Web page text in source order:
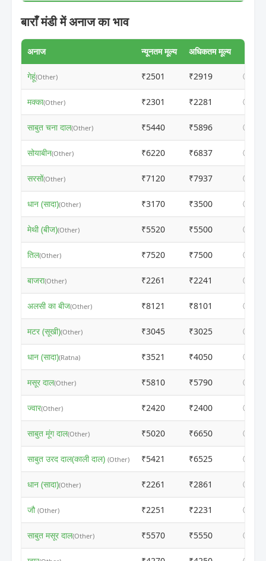
बाराँ मंडी में अनाज का भाव
अनाज न्यूनतम मूल्य अधिकतम मूल्य
गेहूं(Other) ₹2501 ₹2919 ⓘ
मक्का(Other) ₹2301 ₹2281 ⓘ
साबुत चना दाल(Other) ₹5440 ₹5896 ⓘ
सोयाबीन(Other) ₹6220 ₹6837 ⓘ
सरसों(Other) ₹7120 ₹7937 ⓘ
धान (सादा)(Other) ₹3170 ₹3500 ⓘ
मेथी (बीज)(Other) ₹5520 ₹5500 ⓘ
तिल(Other) ₹7520 ₹7500 ⓘ
बाजरा(Other) ₹2261 ₹2241 ⓘ
अलसी का बीज(Other) ₹8121 ₹8101 ⓘ
मटर (सूखी)(Other) ₹3045 ₹3025 ⓘ
धान (सादा)(Ratna) ₹3521 ₹4050 ⓘ
मसूर दाल(Other) ₹5810 ₹5790 ⓘ
ज्वार(Other) ₹2420 ₹2400 ⓘ
साबुत मूंग दाल(Other) ₹5020 ₹6650 ⓘ
साबुत उरद दाल(काली दाल) (Other) ₹5421 ₹6525 ⓘ
धान (सादा)(Other) ₹2261 ₹2861 ⓘ
जौ (Other) ₹2251 ₹2231 ⓘ
साबुत मसूर दाल(Other) ₹5570 ₹5550 ⓘ